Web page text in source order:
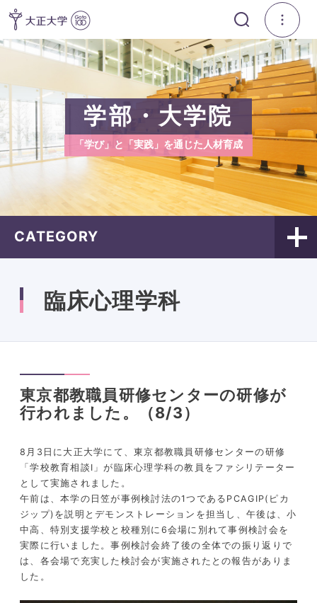
学部・大学院
「学び」と「実践」を通じた人材育成
CATEGORY
臨床心理学科
東京都教職員研修センターの研修が
行われました。（8/3）
8月3日に大正大学にて、東京都教職員研修センターの研修
「学校教育相談Ⅰ」が臨床心理学科の教員をファシリテーター
として実施されました。
午前は、本学の日笠が事例検討法の1つであるPCAGIP(ピカ
ジップ)を説明とデモンストレーションを担当し、午後は、小
中高、特別支援学校と校種別に6会場に別れて事例検討会を
実際に行いました。事例検討会終了後の全体での振り返りで
は、各会場で充実した検討会が実施されたとの報告がありま
した。